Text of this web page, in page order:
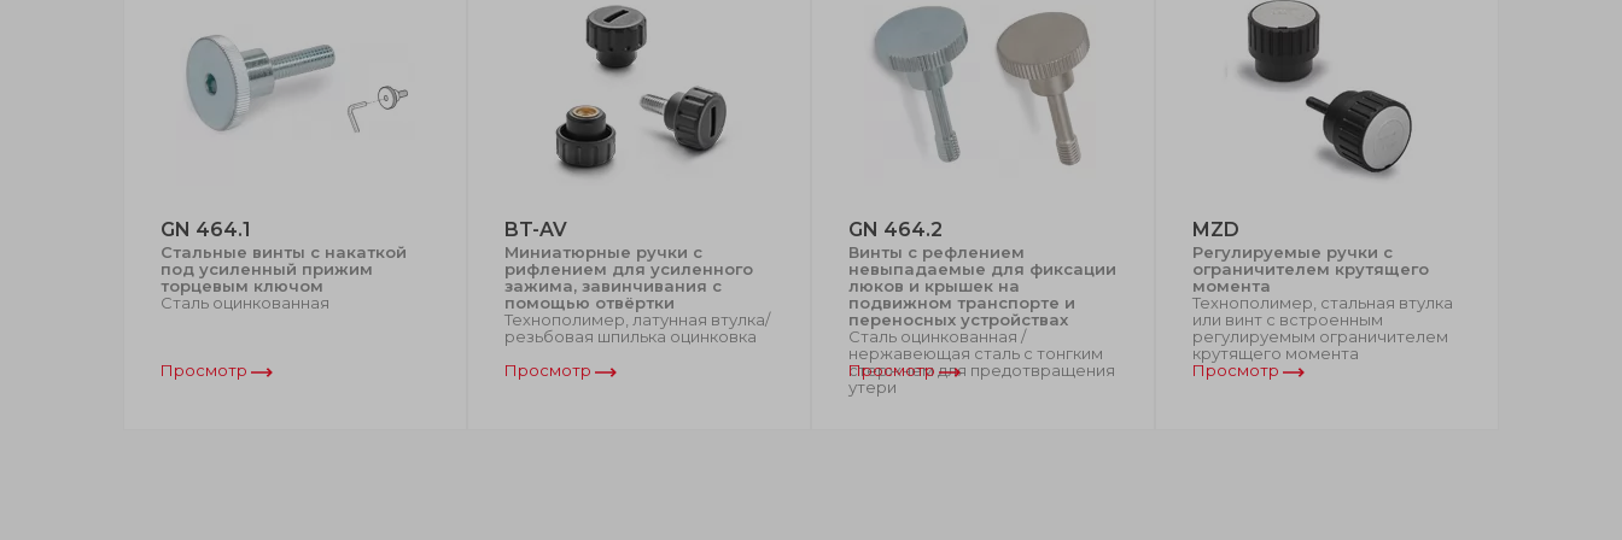
GN 464.1
Стальные винты с накаткой
под усиленный прижим
торцевым ключом
Сталь оцинкованная
Просмотр
BT-AV
Миниатюрные ручки с
рифлением для усиленного
зажима, завинчивания с
помощью отвёртки
Технополимер, латунная втулка/
резьбовая шпилька оцинковка
Просмотр
GN 464.2
Винты с рефлением
невыпадаемые для фиксации
люков и крышек на
подвижном транспорте и
переносных устройствах
Сталь оцинкованная /
нержавеющая сталь с тонгким
стержнем для предотвращения
утери
Просмотр
MZD
Регулируемые ручки с
ограничителем крутящего
момента
Технополимер, стальная втулка
или винт с встроенным
регулируемым ограничителем
крутящего момента
Просмотр